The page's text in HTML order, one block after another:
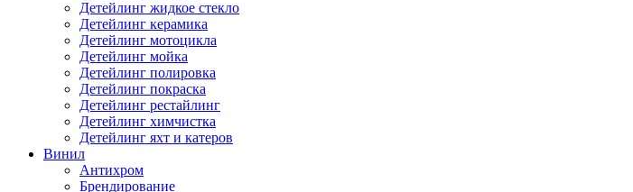
Детейлинг жидкое стекло
Детейлинг керамика
Детейлинг мотоцикла
Детейлинг мойка
Детейлинг полировка
Детейлинг покраска
Детейлинг рестайлинг
Детейлинг химчистка
Детейлинг яхт и катеров
Винил
Антихром
Брендирование